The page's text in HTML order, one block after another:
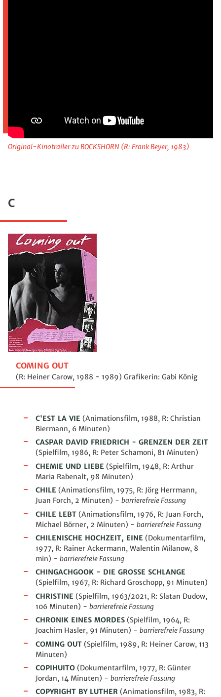
Original-Kinotrailer zu BOCKSHORN (R: Frank Beyer, 1983)
C
COMING OUT
(R: Heiner Carow, 1988 - 1989) Grafikerin: Gabi König
C'EST LA VIE (Animationsfilm, 1988, R: Christian
Biermann, 6 Minuten)
CASPAR DAVID FRIEDRICH - GRENZEN DER ZEIT
(Spielfilm, 1986, R: Peter Schamoni, 81 Minuten)
CHEMIE UND LIEBE (Spielfilm, 1948, R: Arthur
Maria Rabenalt, 98 Minuten)
CHILE (Animationsfilm, 1975, R: Jörg Herrmann,
Juan Forch, 2 Minuten) - barrierefreie Fassung
CHILE LEBT (Animationsfilm, 1976, R: Juan Forch,
Michael Börner, 2 Minuten) - barrierefreie Fassung
CHILENISCHE HOCHZEIT, EINE (Dokumentarfilm,
1977, R: Rainer Ackermann, Walentin Milanow, 8
min) - barrierefreie Fassung
CHINGACHGOOK - DIE GROSSE SCHLANGE
(Spielfilm, 1967, R: Richard Groschopp, 91 Minuten)
CHRISTINE (Spielfilm, 1963/2021, R: Slatan Dudow,
106 Minuten) - barrierefreie Fassung
CHRONIK EINES MORDES (Spielfilm, 1964, R:
Joachim Hasler, 91 Minuten) - barrierefreie Fassung
COMING OUT (Spielfilm, 1989, R: Heiner Carow, 113
Minuten)
COPIHUITO (Dokumentarfilm, 1977, R: Günter
Jordan, 14 Minuten) - barrierefreie Fassung
COPYRIGHT BY LUTHER (Animationsfilm, 1983, R: